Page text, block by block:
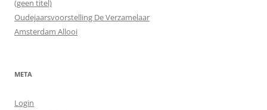
(geen titel)
Oudejaarsvoorstelling De Verzamelaar
Amsterdam Allooi
META
Login